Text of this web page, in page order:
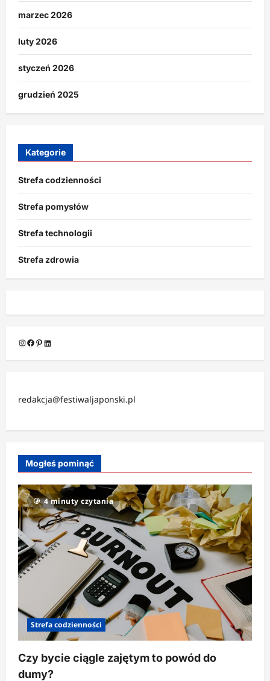
marzec 2026
luty 2026
styczeń 2026
grudzień 2025
Kategorie
Strefa codzienności
Strefa pomysłów
Strefa technologii
Strefa zdrowia
Instagram
Facebook
Pinterest
LinkedIn
redakcja@festiwaljaponski.pl
Mogłeś pominąć
4 minuty czytania
Strefa codzienności
Czy bycie ciągle zajętym to powód do
dumy?